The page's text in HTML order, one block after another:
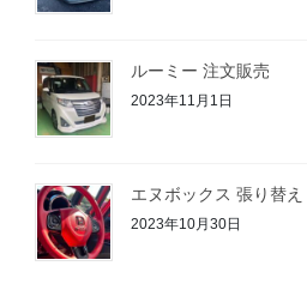
ルーミー 注文販売
2023年11月1日
エヌボックス 張り替え
2023年10月30日